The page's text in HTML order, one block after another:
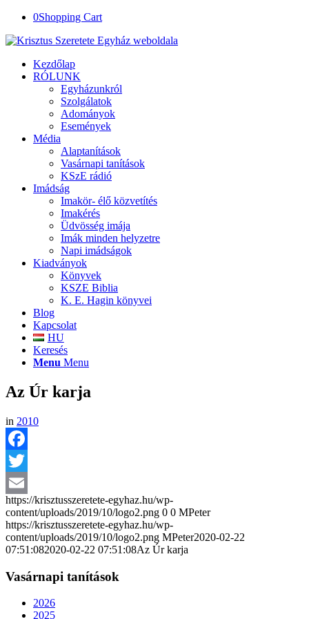
0Shopping Cart
Kezdőlap
RÓLUNK
Egyházunkról
Szolgálatok
Adományok
Események
Média
Alaptanítások
Vasárnapi tanítások
KSzE rádió
Imádság
Imakör- élő közvetítés
Imakérés
Üdvösség imája
Imák minden helyzetre
Napi imádságok
Kiadványok
Könyvek
KSZE Biblia
K. E. Hagin könyvei
Blog
Kapcsolat
HU
Keresés
Menu Menu
Az Úr karja
in 2010
Facebook
Twitter
Email
https://krisztusszeretete-egyhaz.hu/wp-
content/uploads/2019/10/logo2.png 0 0 MPeter
https://krisztusszeretete-egyhaz.hu/wp-
content/uploads/2019/10/logo2.png MPeter2020-02-22
07:51:082020-02-22 07:51:08Az Úr karja
Vasárnapi tanítások
2026
2025